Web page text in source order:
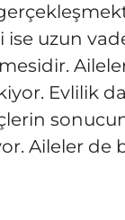
ise uzun
Evlilik
Aileler de